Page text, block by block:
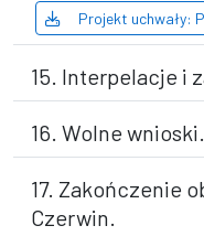
Projekt uchwały:
15. Interpelacje i
16. Wolne wnioski.
17. Zakończenie
Czerwin.